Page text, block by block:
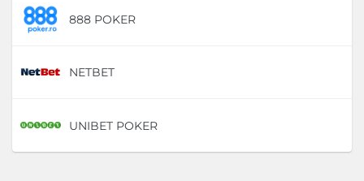
888 POKER
NETBET
UNIBET POKER